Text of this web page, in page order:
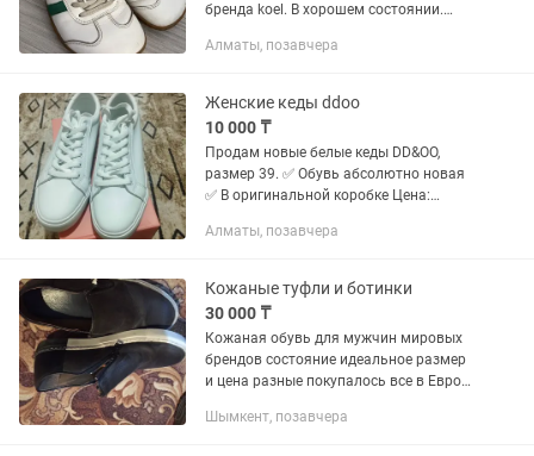
бренда koel. В хорошем состоянии.
после родов, а так сама бы носила.
Алматы, позавчера
Женские кеды ddoo
10 000 ₸
Продам новые белые кеды DD&OO,
размер 39. ✅ Обувь абсолютно новая
✅ В оригинальной коробке Цена:
Алматы, позавчера
Кожаные туфли и ботинки
30 000 ₸
Кожаная обувь для мужчин мировых
брендов состояние идеальное размер
и цена разные покупалось все в Европе
желтые р44 туфли мемфисто р38,5
Шымкент, позавчера